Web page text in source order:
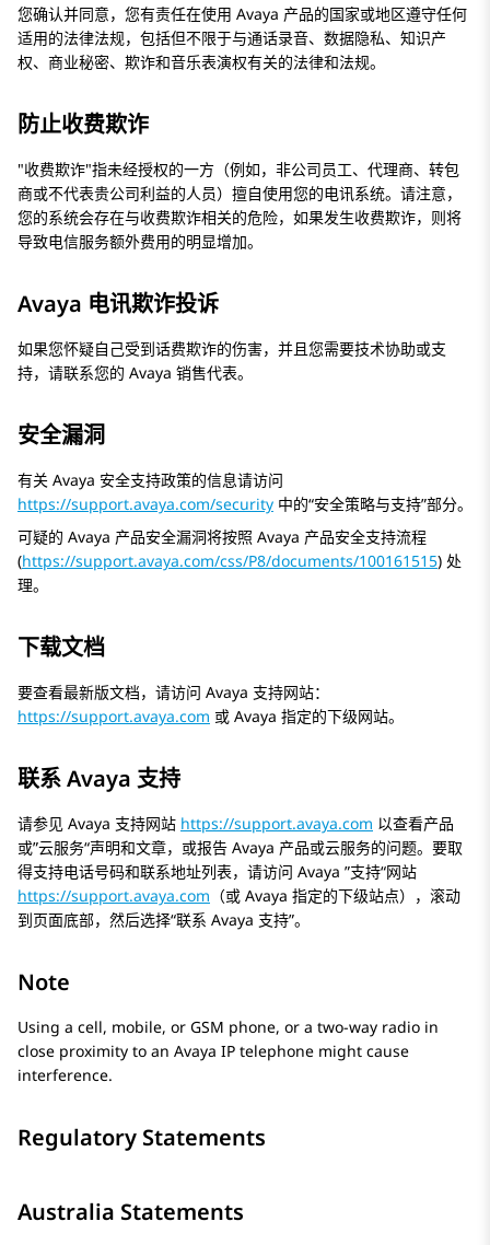
您确认并同意，您有责任在使用 Avaya 产品的国家或地区遵守任何
适用的法律法规，包括但不限于与通话录音、数据隐私、知识产
权、商业秘密、欺诈和音乐表演权有关的法律和法规。
防止收费欺诈
收费欺诈 指未经授权的一方（例如，非公司员工、代理商、转包
商或不代表贵公司利益的人员）擅自使用您的电讯系统。请注意，
您的系统会存在与收费欺诈相关的危险，如果发生收费欺诈，则将
导致电信服务额外费用的明显增加。
Avaya 电讯欺诈投诉
如果您怀疑自己受到话费欺诈的伤害，并且您需要技术协助或支
持，请联系您的 Avaya 销售代表。
安全漏洞
有关 Avaya 安全支持政策的信息请访问
https://support.avaya.com/security 中的“安全策略与支持”部分。
可疑的 Avaya 产品安全漏洞将按照 Avaya 产品安全支持流程
(https://support.avaya.com/css/P8/documents/100161515) 处
理。
下载文档
要查看最新版文档，请访问 Avaya 支持网站：
https://support.avaya.com 或 Avaya 指定的下级网站。
联系 Avaya 支持
请参见 Avaya 支持网站 https://support.avaya.com 以查看产品
或”云服务“声明和文章，或报告 Avaya 产品或云服务的问题。要取
得支持电话号码和联系地址列表，请访问 Avaya ”支持“网站
https://support.avaya.com （或 Avaya 指定的下级站点），滚动
到页面底部，然后选择“联系 Avaya 支持”。
Note
Using a cell, mobile, or GSM phone, or a two-way radio in
close proximity to an Avaya IP telephone might cause
interference.
Regulatory Statements
Australia Statements